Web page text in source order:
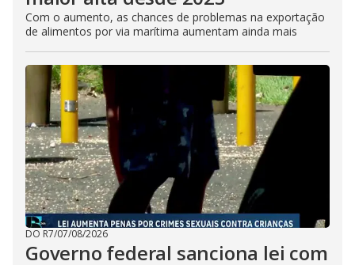
Com o aumento, as chances de problemas na exportação
de alimentos por via marítima aumentam ainda mais
DO R7/07/08/2026
Governo federal sanciona lei com